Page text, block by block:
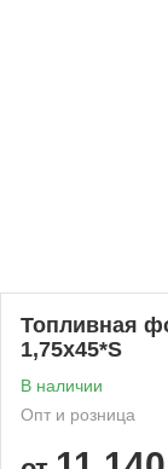
Топливная
1,75х45*S
В наличии
Опт и розница